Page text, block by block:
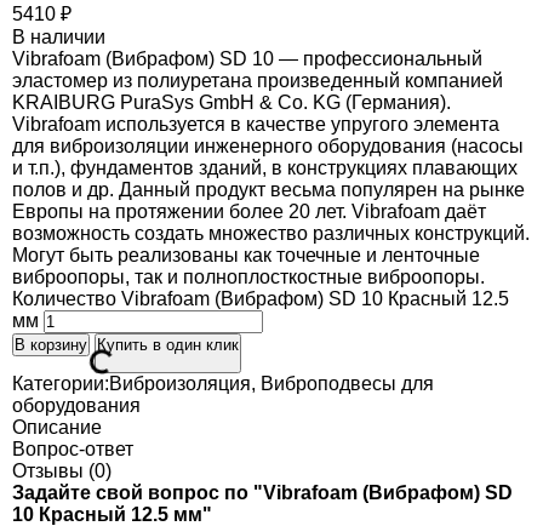
5410 ₽
В наличии
Vibrafoam (Вибрафом) SD 10 — профессиональный
эластомер из полиуретана произведенный компанией
KRAIBURG PuraSys GmbH & Co. KG (Германия).
Vibrafoam используется в качестве упругого элемента
для виброизоляции инженерного оборудования (насосы
и т.п.), фундаментов зданий, в конструкциях плавающих
полов и др. Данный продукт весьма популярен на рынке
Европы на протяжении более 20 лет. Vibrafoam даёт
возможность создать множество различных конструкций.
Могут быть реализованы как точечные и ленточные
виброопоры, так и полноплосткостные виброопоры.
Количество Vibrafoam (Вибрафом) SD 10 Красный 12.5
мм
В корзину Купить в один клик
Категории:Виброизоляция, Виброподвесы для
оборудования
Описание
Вопрос-ответ
Отзывы (0)
Задайте свой вопрос по "Vibrafoam (Вибрафом) SD
10 Красный 12.5 мм"